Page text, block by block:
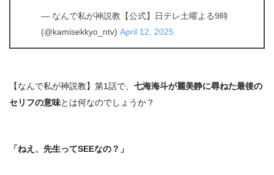
— なんで私が神説教【公式】日テレ土曜よる9時
(@kamisekkyo_ntv) April 12, 2025
【なんで私が神説教】第1話で、 七海海斗が麗美静に尋ねた最後の
セリフの意味とは何なのでしょうか？
「ねえ、先生ってSEEなの？」